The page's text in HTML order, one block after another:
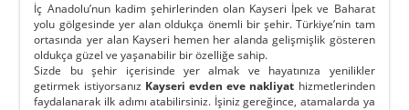
İç Anadolu’nun kadim şehirlerinden olan Kayseri İpek ve Baharat
yolu gölgesinde yer alan oldukça önemli bir şehir. Türkiye’nin tam
ortasında yer alan Kayseri hemen her alanda gelişmişlik gösteren
oldukça güzel ve yaşanabilir bir özelliğe sahip.
Sizde bu şehir içerisinde yer almak ve hayatınıza yenilikler
getirmek istiyorsanız Kayseri evden eve nakliyat hizmetlerinden
faydalanarak ilk adımı atabilirsiniz. İşiniz gereğince, atamalarda ya